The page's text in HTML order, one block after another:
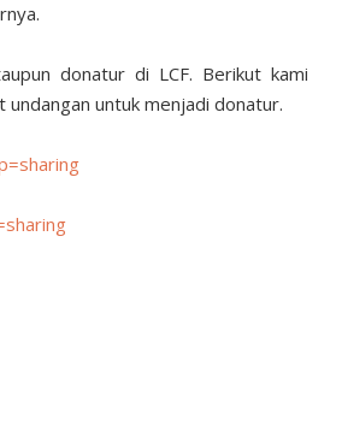
donatur di LCF. Berikut kami
untuk menjadi donatur.